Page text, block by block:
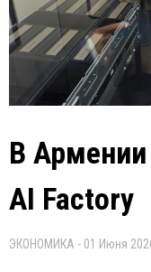
В
AI Factory
ЭКОНОМИКА - 01 Июня